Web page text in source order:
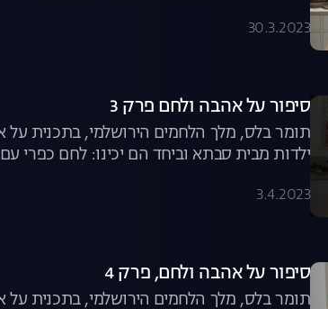
30.3.2023
סיפור על אהבה ולחם פרק 3
תומר בלס, מלך הלחמים הירושלמי, בתכנית
ילדות מבית סבתא וביחד הם יכינו: לחם כפרי
3.4.2023
סיפור על אהבה ולחם, פרק 4
תומר בלס, מלך הלחמים הירושלמי, בתכנית